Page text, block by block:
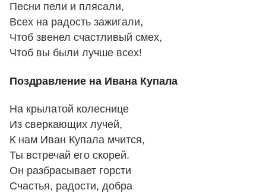
Песни пели и плясали,
Всех на радость зажигали,
Чтоб звенел счастливый смех,
Чтоб вы были лучше всех!
Поздравление на Ивана Купала
На крылатой колеснице
Из сверкающих лучей,
К нам Иван Купала мчится,
Ты встречай его скорей.
Он разбрасывает горсти
Счастья, радости, добра